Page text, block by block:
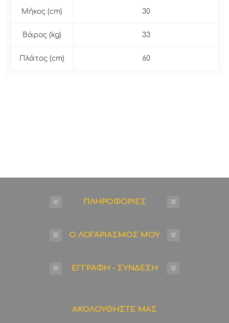
Μήκος (cm) 30
Βάρος (kg) 33
Πλάτος (cm) 60
ΠΛΗΡΟΦΟΡΙΕΣ
Ο ΛΟΓΑΡΙΑΣΜΟΣ ΜΟΥ
ΕΓΓΡΑΦΗ - ΣΥΝΔΕΣΗ
ΑΚΟΛΟΥΘΗΣΤΕ ΜΑΣ